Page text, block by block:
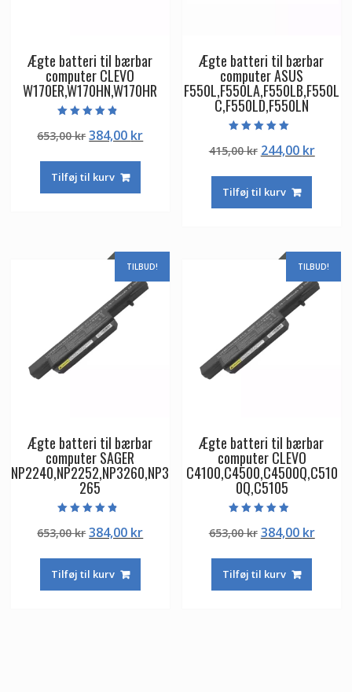
Ægte batteri til bærbar
computer CLEVO
W170ER,W170HN,W170HR
4.50
ud af 5
653,00krDen
pris
var:
384,00 krDen
Tilføj til kurv
Ægte batteri til bærbar
computer ASUS
F550L,F550LA,F550LB,F550L
C,F550LD,F550LN
5.00
ud af 5
415,00kr Den
pris
var:
244,00 krDen
Tilføj til kurv
TILBUD!
Ægte batteri til bærbar
computer SAGER
NP2240,NP2252,NP3260,NP3
265
4.50
ud af 5
653,00krDen
pris
var:
384,00 krDen
Tilføj til kurv
TILBUD!
Ægte batteri til bærbar
computer CLEVO
C4100,C4500,C4500Q,C510
0Q,C5105
4.50
ud af 5
653,00kr Den
pris
var:
384,00 krDen
Tilføj til kurv